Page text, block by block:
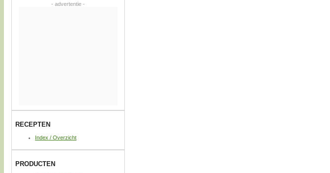
- advertentie -
RECEPTEN
Index / Overzicht
PRODUCTEN